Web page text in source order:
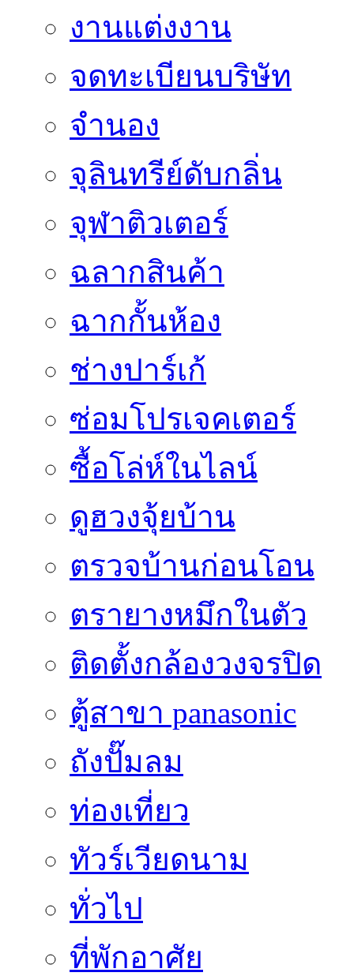
งานแต่งงาน
จดทะเบียนบริษัท
จำนอง
จุลินทรีย์ดับกลิ่น
จุฬาติวเตอร์
ฉลากสินค้า
ฉากกั้นห้อง
ช่างปาร์เก้
ซ่อมโปรเจคเตอร์
ซื้อโล่ห์ในไลน์
ดูฮวงจุ้ยบ้าน
ตรวจบ้านก่อนโอน
ตรายางหมึกในตัว
ติดตั้งกล้องวงจรปิด
ตู้สาขา panasonic
ถังปั๊มลม
ท่องเที่ยว
ทัวร์เวียดนาม
ทั่วไป
ที่พักอาศัย